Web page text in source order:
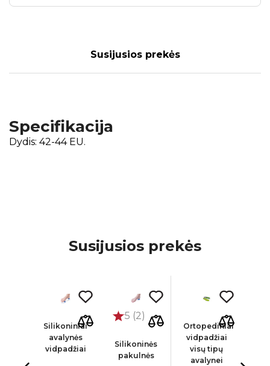
Susijusios prekės
Specifikacija
Dydis: 42-44 EU.
Susijusios prekės
Silikoniniai
avalynės
vidpadžiai
5 (2)
Silikoninės
pakulnės
Ortopediniai
vidpadžiai
visų tipų
avalynei